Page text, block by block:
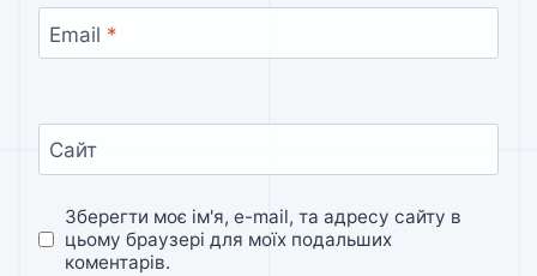
Email *
Сайт
Зберегти моє ім'я, e-mail, та адресу сайту в
цьому браузері для моїх подальших
коментарів.